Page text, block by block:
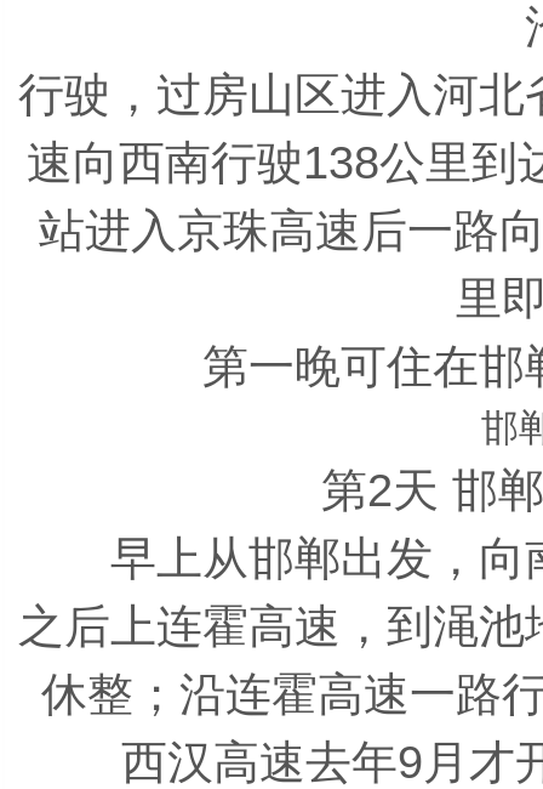
沿
行驶，过房山区进入河
速向西南行驶138公里到
站进入京珠高速后一路
里
第一晚可住在邯
邯
第2天 邯郸
早上从邯郸出发，向
之后上连霍高速，到渑
休整；沿连霍高速一路
西汉高速去年9月才开